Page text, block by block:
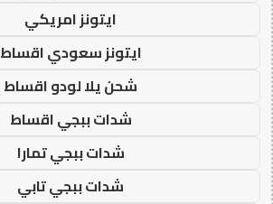
ايتونز امريكي
ايتونز سعودي اقساط
شحن يلا لودو اقساط
شدات ببجي اقساط
شدات ببجي تمارا
شدات ببجي تابي